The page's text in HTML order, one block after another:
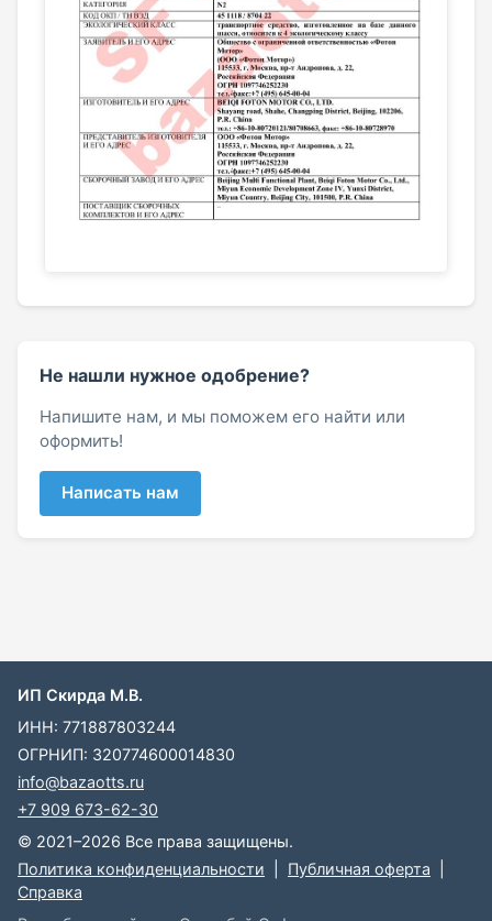
Не нашли нужное одобрение?
Напишите нам, и мы поможем его найти или
оформить!
Написать нам
ИП Скирда М.В.
ИНН: 771887803244
ОГРНИП: 320774600014830
info@bazaotts.ru
+7 909 673-62-30
© 2021–2026 Все права защищены.
Политика конфиденциальности
Публичная оферта
Справка